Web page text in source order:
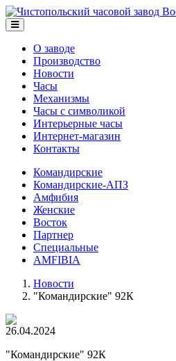
О заводе
Производство
Новости
Часы
Механизмы
Часы с символикой
Интерьерные часы
Интернет-магазин
Контакты
Командирские
Командирские-АПЗ
Амфибия
Женские
Восток
Партнер
Специальные
AMFIBIA
Новости
"Командирские" 92К
26.04.2024
"Командирские" 92К